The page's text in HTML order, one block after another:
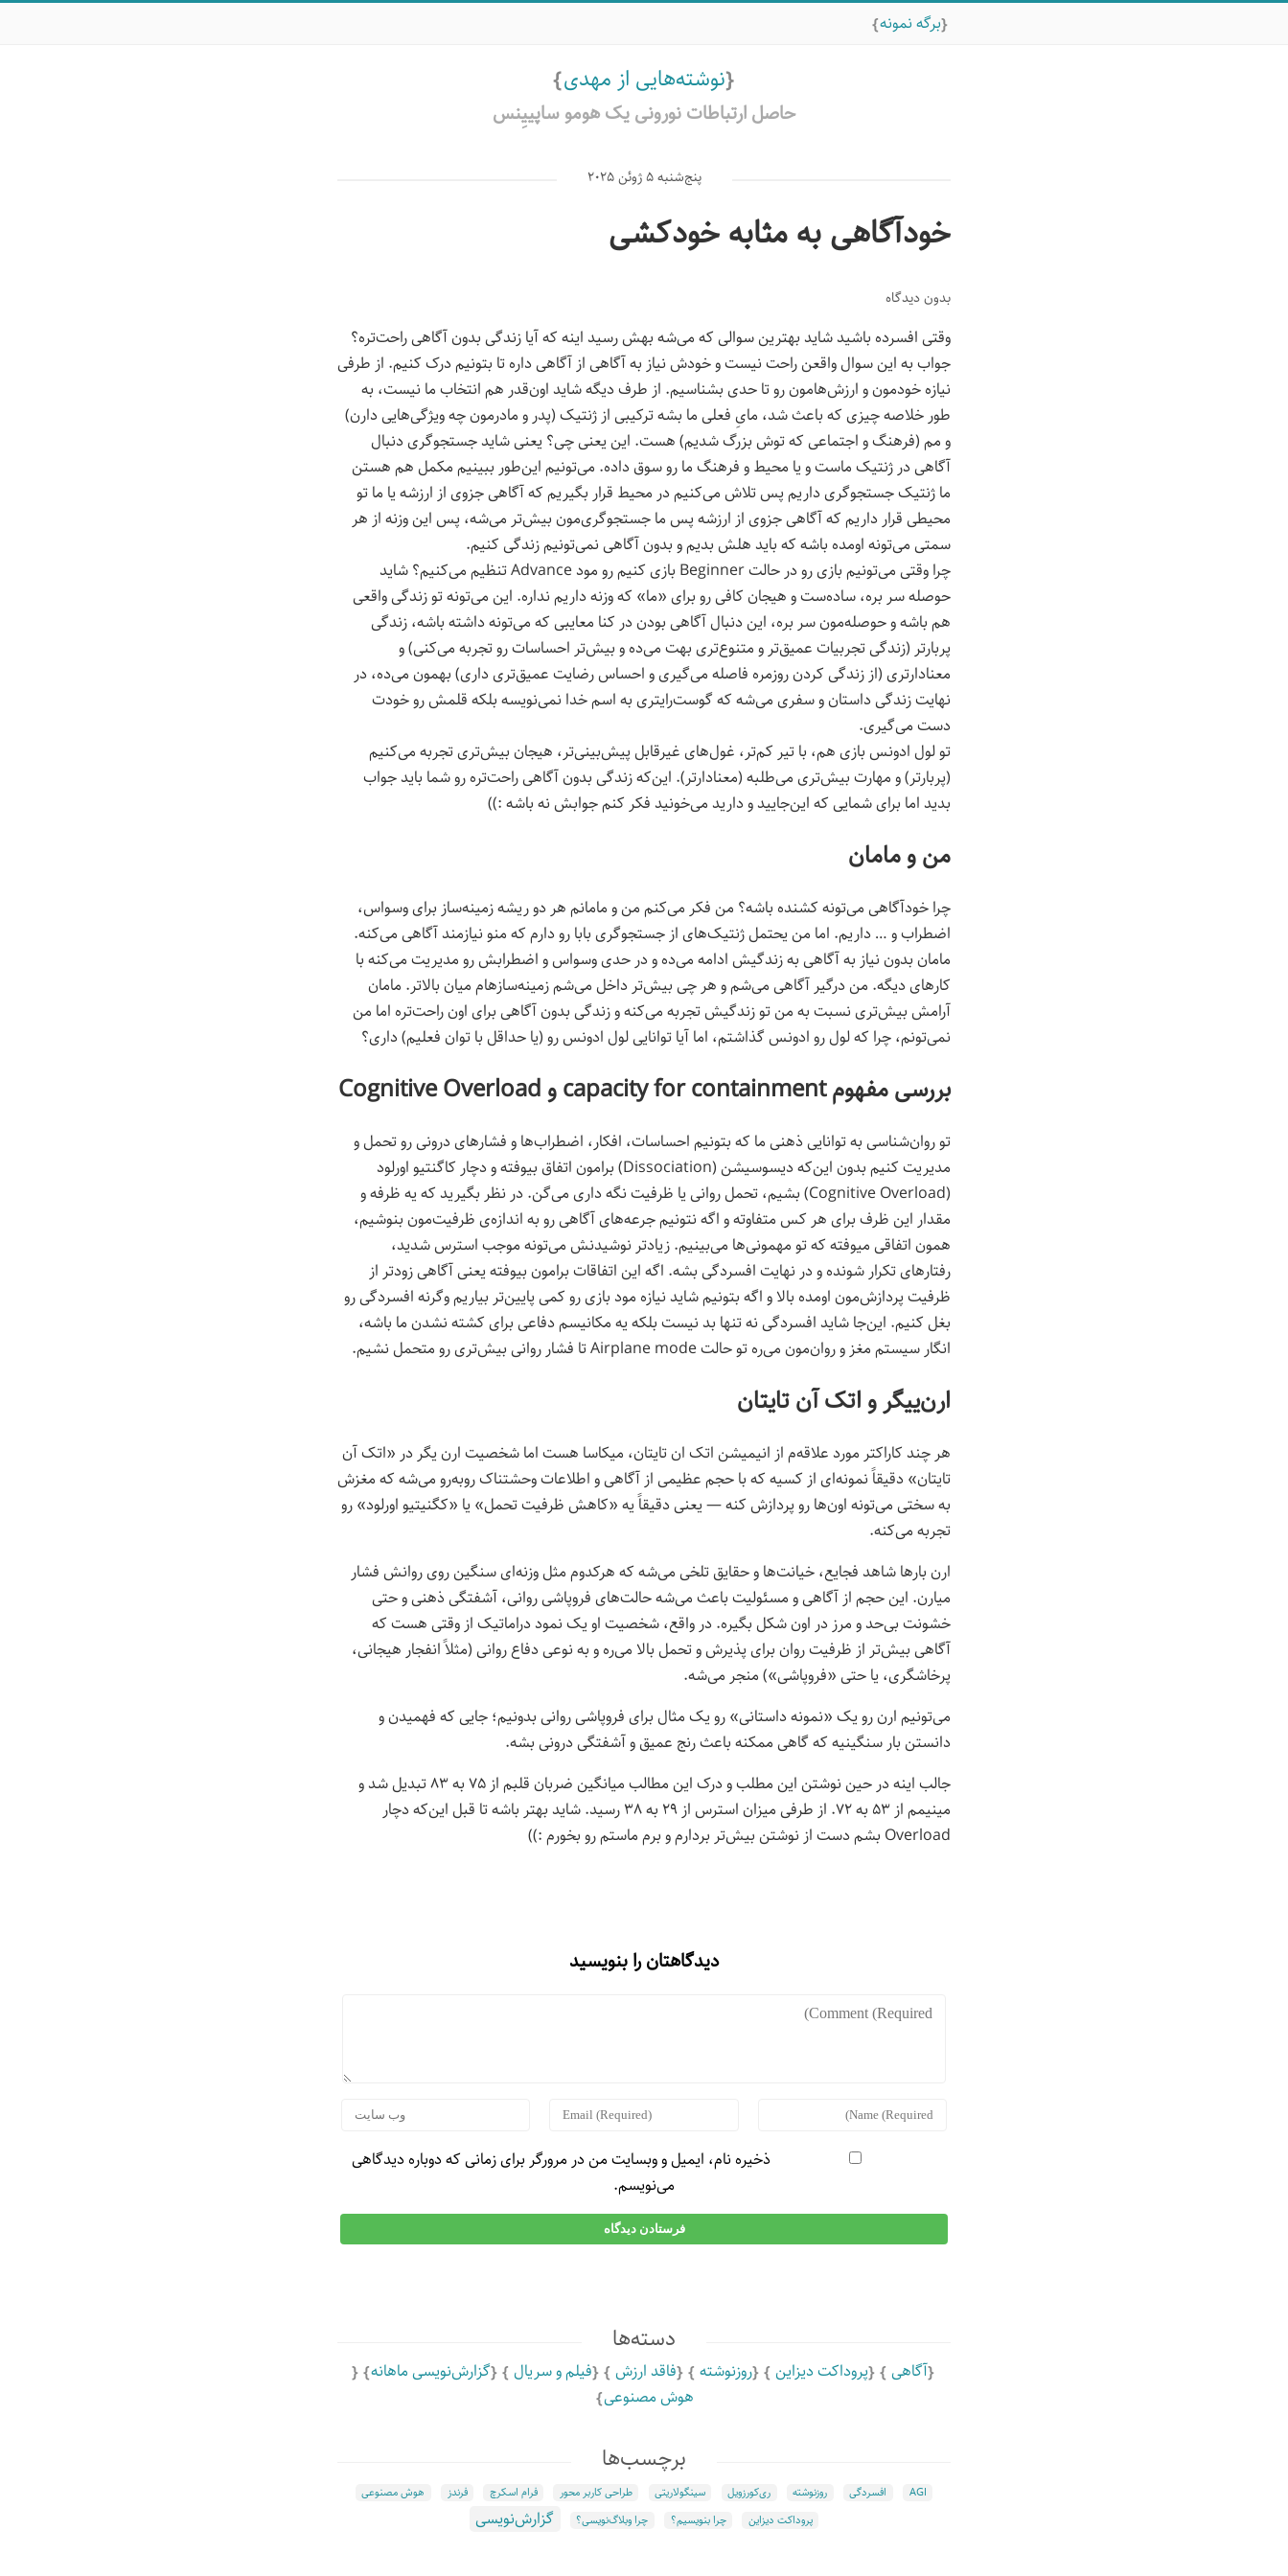
برگه نمونه
نوشته‌هایی از مهدی
حاصل ارتباطات نورونی یک هومو ساپییِنس
پنج‌شنبه 5 ژوئن 2025
خودآگاهی به مثابه خودکشی
بدون دیدگاه
وقتی افسرده باشید شاید بهترین سوالی که می‌شه بهش رسید اینه که آیا زندگی بدون آگاهی راحت‌تره؟
جواب به این سوال واقعن راحت نیست و خودش نیاز به آگاهی از آگاهی داره تا بتونیم درک کنیم. از طرفی
نیازه خودمون و ارزش‌هامون رو تا حدی بشناسیم. از طرف دیگه شاید اون‌قدر هم انتخاب ما نیست، به
طور خلاصه چیزی که باعث شد، مایِ فعلی ما بشه ترکیبی از ژنتیک (پدر و مادرمون چه ویژگی‌هایی دارن)
و مم (فرهنگ و اجتماعی که توش بزرگ شدیم) هست. این یعنی چی؟ یعنی شاید جستجوگری دنبال
آگاهی در ژنتیک ماست و یا محیط و فرهنگ ما رو سوق داده. می‌تونیم این‌طور ببینیم مکمل هم هستن
ما ژنتیک جستجوگری داریم پس تلاش می‌کنیم در محیط قرار بگیریم که آگاهی جزوی از ارزشه یا ما تو
محیطی قرار داریم که آگاهی جزوی از ارزشه پس ما جستجوگری‌مون بیش‌تر می‌شه، پس این وزنه از هر
سمتی می‌تونه اومده باشه که باید هلش بدیم و بدون آگاهی نمی‌تونیم زندگی کنیم.
چرا وقتی می‌تونیم بازی رو در حالت Beginner بازی کنیم رو مود Advance تنظیم می‌کنیم؟ شاید
حوصله سر بره، ساده‌ست و هیجان کافی رو برای «ما» که وزنه داریم نداره. این می‌تونه تو زندگی واقعی
هم باشه و حوصله‌مون سر بره، این دنبال آگاهی بودن در کنا معایبی که می‌تونه داشته باشه، زندگی
پربارتر (زندگی تجربیات عمیق‌تر و متنوع‌تری بهت می‌ده و بیش‌تر احساسات رو تجربه می‌کنی) و
معنادارتری (از زندگی کردن روزمره فاصله می‌گیری و احساس رضایت عمیق‌تری داری) بهمون می‌ده، در
نهایت زندگی داستان و سفری می‌شه که گوست‌رایتری به اسم خدا نمی‌نویسه بلکه قلمش رو خودت
دست می‌گیری.
تو لول ادونس بازی هم، با تیر کم‌تر، غول‌های غیرقابل پیش‌بینی‌تر، هیجان بیش‌تری تجربه می‌کنیم
(پربارتر) و مهارت بیش‌تری می‌طلبه (معنادارتر). این‌که زندگی بدون آگاهی راحت‌تره رو شما باید جواب
بدید اما برای شمایی که این‌جایید و دارید می‌خونید فکر کنم جوابش نه باشه :))
من و مامان
چرا خودآگاهی می‌تونه کشنده باشه؟ من فکر می‌کنم من و مامانم هر دو ریشه زمینه‌ساز برای وسواس،
اضطراب و … داریم. اما من یحتمل ژنتیک‌های از جستجوگری بابا رو دارم که منو نیازمند آگاهی می‌کنه.
مامان بدون نیاز به آگاهی به زندگیش ادامه می‌ده و در حدی وسواس و اضطرابش رو مدیریت می‌کنه با
کارهای دیگه. من درگیر آگاهی می‌شم و هر چی بیش‌تر داخل می‌شم زمینه‌سازهام میان بالاتر. مامان
آرامش بیش‌تری نسبت به من تو زندگیش تجربه می‌کنه و زندگی بدون آگاهی برای اون راحت‌تره اما من
نمی‌تونم، چرا که لول رو ادونس گذاشتم، اما آیا توانایی لول ادونس رو (یا حداقل با توان فعلیم) داری؟
بررسی مفهوم capacity for containment و Cognitive Overload
تو روان‌شناسی به توانایی ذهنی ما که بتونیم احساسات، افکار، اضطراب‌ها و فشارهای درونی رو تحمل و
مدیریت کنیم بدون این‌که دیسوسیشن (Dissociation) برامون اتفاق بیوفته و دچار کاگنتیو اورلود
(Cognitive
Overload) بشیم، تحمل روانی یا ظرفیت نگه داری می‌گن. در نظر بگیرید که یه ظرفه و
مقدار این ظرف برای هر کس متفاوته و اگه نتونیم جرعه‌های آگاهی رو به اندازه‌ی ظرفیت‌مون بنوشیم،
همون اتفاقی میوفته که تو مهمونی‌ها می‌بینیم. زیادتر نوشیدنش می‌تونه موجب استرس شدید،
رفتارهای تکرار شونده و در نهایت افسردگی بشه. اگه این اتفاقات برامون بیوفته یعنی آگاهی زودتر از
ظرفیت پردازش‌مون اومده بالا و اگه بتونیم شاید نیازه مود بازی رو کمی پایین‌تر بیاریم وگرنه افسردگی رو
بغل کنیم. این‌جا شاید افسردگی نه تنها بد نیست بلکه یه مکانیسم دفاعی برای کشته نشدن ما باشه،
انگار سیستم مغز و روان‌مون می‌ره تو حالت Airplane mode تا فشار روانی بیش‌تری رو متحمل نشیم.
ارن‌ییگر و اتک آن تایتان
هر چند کاراکتر مورد علاقه‌م از انیمیشن اتک ان تایتان، میکاسا هست اما شخصیت ارن یگر در «اتک آن
تایتان» دقیقاً نمونه‌ای از کسیه که با حجم عظیمی از آگاهی و اطلاعات وحشتناک روبه‌رو می‌شه که مغزش
به سختی می‌تونه اون‌ها رو پردازش کنه — یعنی دقیقاً یه «کاهش ظرفیت تحمل» یا «کگنیتیو اورلود» رو
تجربه می‌کنه.
ارن بارها شاهد فجایع، خیانت‌ها و حقایق تلخی می‌شه که هرکدوم مثل وزنه‌ای سنگین روی روانش فشار
میارن. این حجم از آگاهی و مسئولیت باعث می‌شه حالت‌های فروپاشی روانی، آشفتگی ذهنی و حتی
خشونت بی‌حد و مرز در اون شکل بگیره. در واقع، شخصیت او یک نمود دراماتیک از وقتی هست که
آگاهی بیش‌تر از ظرفیت روان برای پذیرش و تحمل بالا می‌ره و به نوعی دفاع روانی (مثلاً انفجار هیجانی،
پرخاشگری، یا حتی «فروپاشی») منجر می‌شه.
می‌تونیم ارن رو یک «نمونه داستانی» رو یک مثال برای فروپاشی روانی بدونیم؛ جایی که فهمیدن و
دانستن بار سنگینیه که گاهی ممکنه باعث رنج عمیق و آشفتگی درونی بشه.
جالب اینه در حین نوشتن این مطلب و درک این مطالب میانگین ضربان قلبم از ۷۵ به ۸۳ تبدیل شد و
مینیمم از ۵۳ به ۷۲. از طرفی میزان استرس از ۲۹ به ۳۸ رسید. شاید بهتر باشه تا قبل این‌که دچار
Overload بشم دست از نوشتن بیش‌تر بردارم و برم ماستم رو بخورم :))
دیدگاهتان را بنویسید
ذخیره نام، ایمیل و وبسایت من در مرورگر برای زمانی که دوباره دیدگاهی
می‌نویسم.
دسته‌ها
آگاهی پروداکت دیزاین روزنوشته فاقد ارزش فیلم و سریال
گزارش‌نویسی ماهانه
هوش مصنوعی
برچسب‌ها
AGI افسردگی روزنوشته ری‌کورزویل سینگولاریتی طراحی کاربر محور فرام اسکرچ فرندز
هوش مصنوعی
پروداکت دیزاین
چرا بنویسیم؟ چرا وبلاگ‌نویسی؟ گزارش‌نویسی